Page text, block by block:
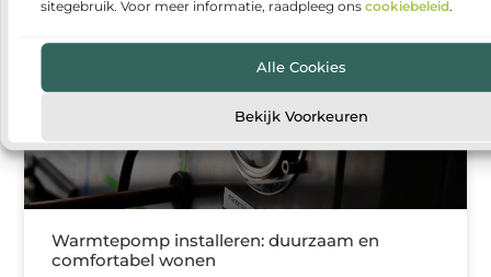
sitegebruik. Voor meer informatie, raadpleeg ons cookiebeleid.
Alle Cookies
Bekijk Voorkeuren
BEDRIJVEN
Warmtepomp installeren: duurzaam en
comfortabel wonen